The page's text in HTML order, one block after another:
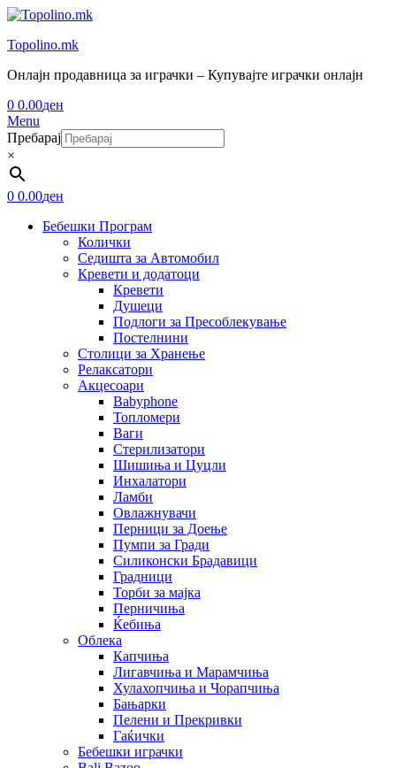
Topolino.mk
Онлајн продавница за играчки – Купувајте играчки онлајн
0 0.00ден
Menu
Пребарај
×
0 0.00ден
Бебешки Програм
Колички
Седишта за Автомобил
Кревети и додатоци
Кревети
Душеци
Подлоги за Пресоблекување
Постелнини
Столици за Хранење
Релаксатори
Акцесоари
Babyphone
Топломери
Ваги
Стерилизатори
Шишиња и Цуцли
Инхалатори
Ламби
Овлажнувачи
Перници за Доење
Пумпи за Гради
Силиконски Брадавици
Градници
Торби за мајка
Перничиња
Ќебиња
Облека
Капчиња
Лигавчиња и Марамчиња
Хулахопчиња и Чорапчиња
Бањарки
Пелени и Прекривки
Гаќички
Бебешки играчки